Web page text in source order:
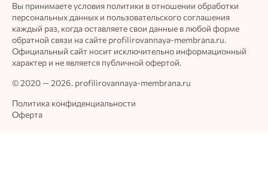
Вы принимаете условия политики в отношении обработки
персональных данных и пользовательского соглашения
каждый раз, когда оставляете свои данные в любой форме
обратной связи на сайте profilirovannaya-membrana.ru.
Официальный сайт носит исключительно информационный
характер и не является публичной офертой.
© 2020 — 2026. profilirovannaya-membrana.ru
Политика конфиденциальности
Оферта